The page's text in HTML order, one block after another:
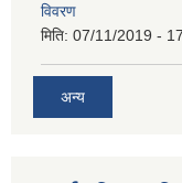
विवरण
मिति: 07/11/2019 -
अन्य